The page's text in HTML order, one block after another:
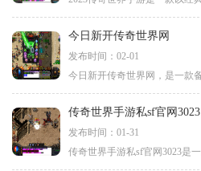
今日新开传奇世界网
发布时间：02-01
传奇世界手游私sf官网3023
发布时间：01-31